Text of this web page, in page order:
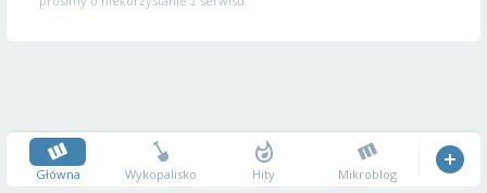
Główna Wykopalisko Hity Mikroblog